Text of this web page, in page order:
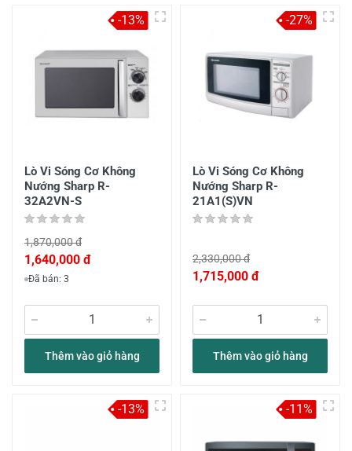
Lò Vi Sóng Cơ Không
Nướng Sharp R-
32A2VN-S
1,870,000 đ
1,640,000 đ
Đã bán: 3
Thêm vào giỏ hàng
-13%
Lò Vi Sóng Cơ Không
Nướng Sharp R-
21A1(S)VN
2,330,000 đ
1,715,000 đ
Thêm vào giỏ hàng
-27%
-13% -11%